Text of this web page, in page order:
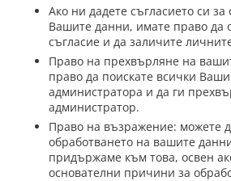
Ако ни дадете съгласието си за
Вашите данни, имате право да
съгласие и да заличите
Право на прехвърляне на
право да поискате всички
администратора и да ги
администратор.
Право на възражение: можете
обработването на вашите
придържаме към това, освен
основателни причини за